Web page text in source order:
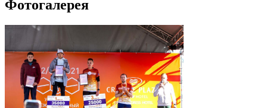
Фотогалерея